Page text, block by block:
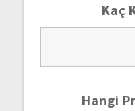
Kaç
Hangi